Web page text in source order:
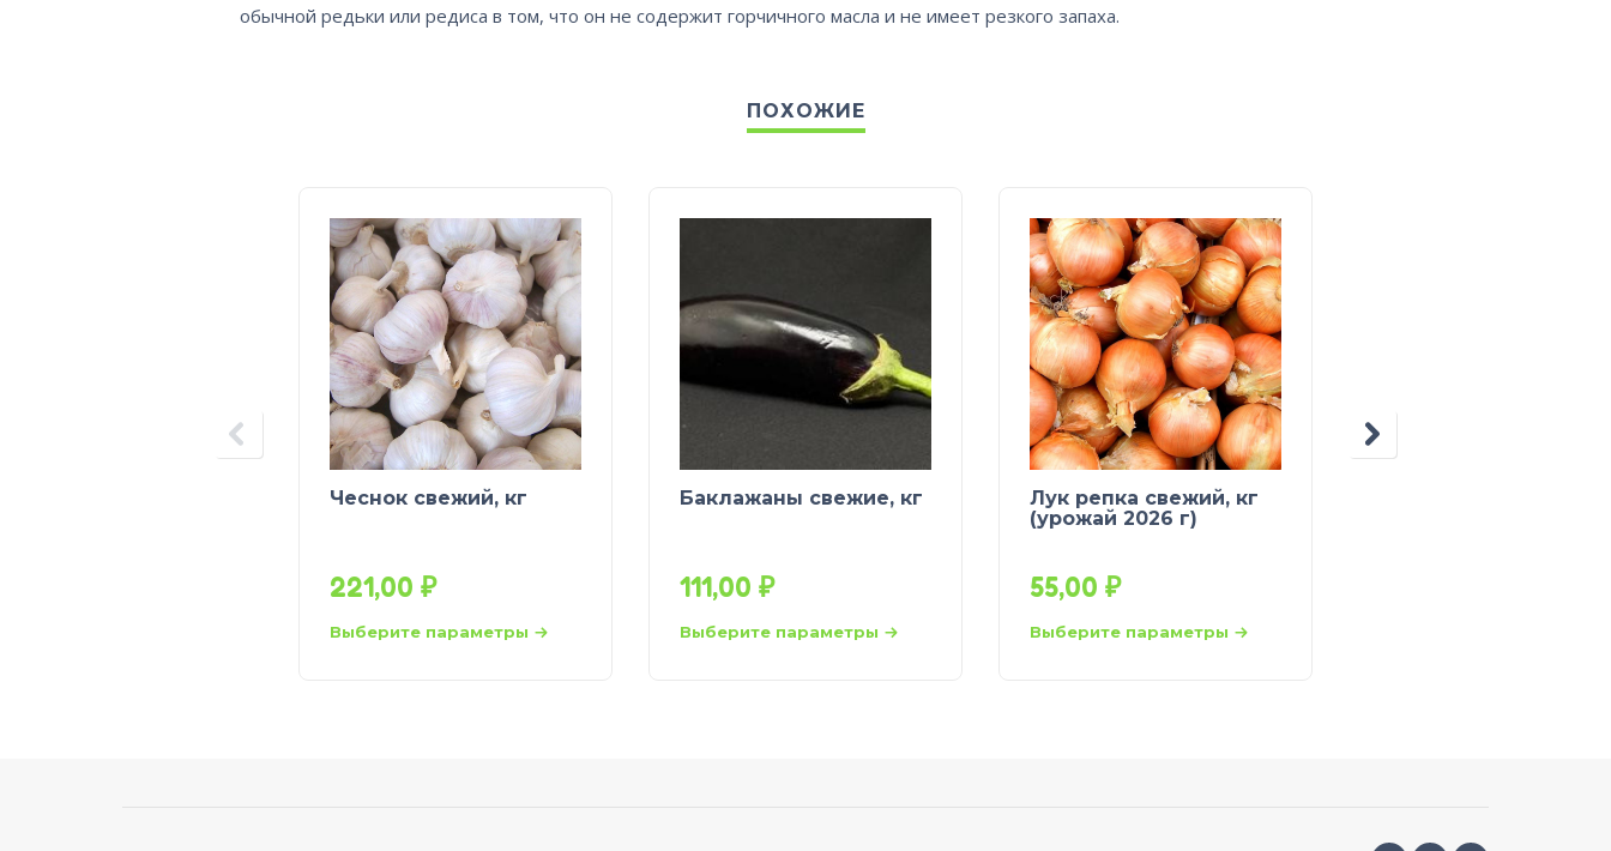
обычной редьки или редиса в том, что он не содержит горчичного масла и не имеет резкого запаха.
ПОХОЖИЕ
Чеснок свежий, кг
221,00 ₽
Выберите параметры
Баклажаны свежие, кг
111,00 ₽
Выберите параметры
Лук репка свежий, кг
(урожай 2026 г)
55,00 ₽
Выберите параметры